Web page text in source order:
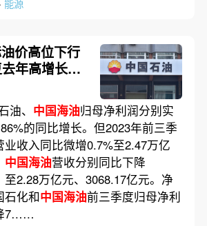
能源
价高位下行
年高增长态
油、 中国海油归母净利润分别实
的同比增长。但2023年前三季
收入同比微增0.7%至2.47万亿
中国海油营收分别同比下降
至2.28万亿元、3068.17亿元。净
石化和中国海油前三季度归母净利
7……